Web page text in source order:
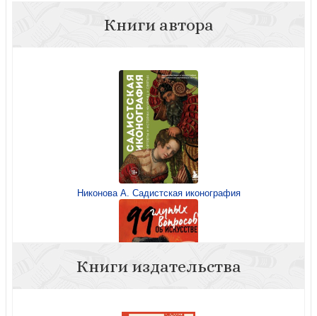
Книги автора
Никонова А. Садистская иконография
Книги издательства